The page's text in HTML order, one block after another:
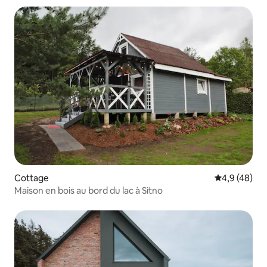
Cottage Évaluation
4,9 (48)
Maison en bois au bord du lac à Sitno